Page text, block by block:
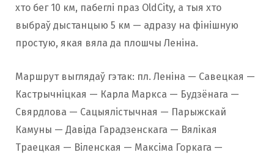
хто бег 10 км, пабеглі праз OldCity, а тыя хто
выбраў дыстанцыю 5 км — адразу на фінішную
простую, якая вяла да плошчы Леніна.
Маршрут выглядаў гэтак: пл. Леніна — Савецкая —
Кастрычніцкая — Карла Маркса — Будзёнага —
Свярдлова — Сацыялістычная — Парыжскай
Камуны — Давіда Гарадзенскага — Вялікая
Траецкая — Віленская — Максіма Горкага —